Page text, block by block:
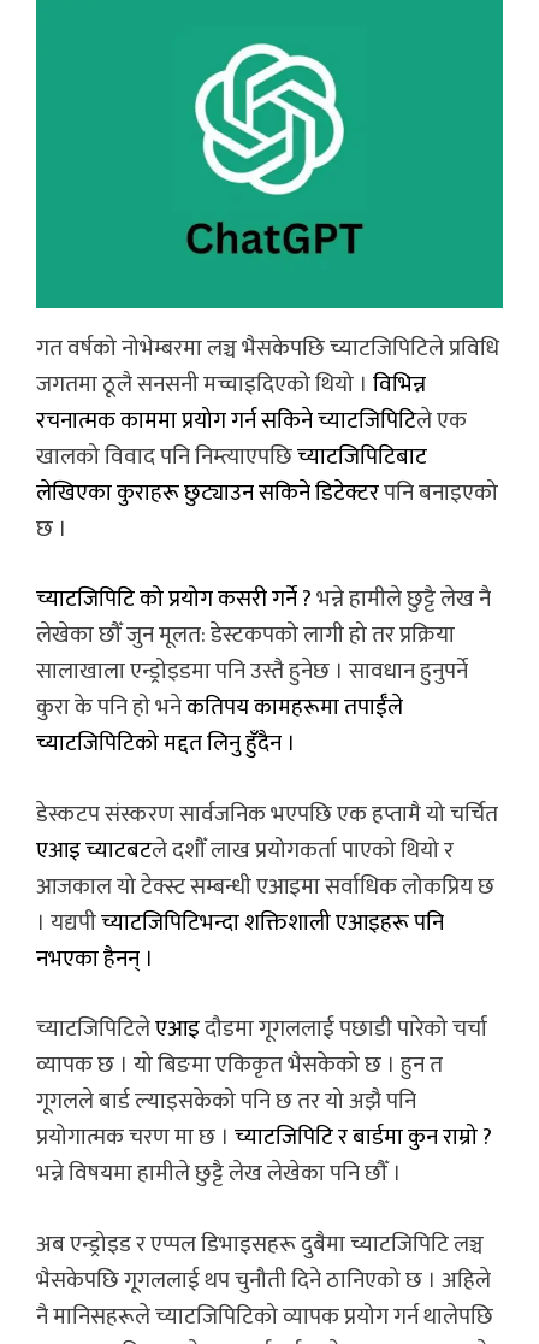
गत वर्षको नोभेम्बरमा लञ्च भैसकेपछि च्याटजिपिटिले प्रविधि
जगतमा ठूलै सनसनी मच्चाइदिएको थियो । विभिन्न
रचनात्मक काममा प्रयोग गर्न सकिने च्याटजिपिटिले एक
खालको विवाद पनि निम्त्याएपछिच्याटजिपिटिबाट
लेखिएका कुराहरू छुट्याउन सकिने डिटेक्टरपनि बनाइएको
छ ।
च्याटजिपिटि को प्रयोग कसरी गर्ने ?भन्ने हामीले छुट्टै लेख नै
लेखेका छौँ जुन मूलत: डेस्टकपको लागी हो तर प्रक्रिया
सालाखाला एन्ड्रोइडमा पनि उस्तै हुनेछ । सावधान हुनुपर्ने
कुरा के पनि हो भनेकतिपय कामहरूमा तपाईँले
च्याटजिपिटिको मद्दत लिनु हुँदैन ।
डेस्कटप संस्करण सार्वजनिक भएपछि एक हप्तामै यो चर्चित
एआइ च्याटबटले दशौँ लाख प्रयोगकर्ता पाएको थियो र
आजकाल यो टेक्स्ट सम्बन्धी एआइमा सर्वाधिक लोकप्रिय छ
। यद्यपीच्याटजिपिटिभन्दा शक्तिशाली एआइहरू पनि
नभएका हैनन् ।
च्याटजिपिटिलेएआइदौडमा गूगललाई पछाडी पारेको चर्चा
व्यापक छ । यो बिङमा एकिकृत भैसकेको छ । हुन त
गूगलले बार्ड ल्याइसकेको पनि छ तर यो अझै पनि
प्रयोगात्मक चरण मा छ । च्याटजिपिटि र बार्डमा कुन राम्रो ?
भन्ने विषयमा हामीले छुट्टै लेख लेखेका पनि छौँ ।
अब एन्ड्रोइड र एप्पल डिभाइसहरू दुबैमा च्याटजिपिटि लञ्च
भैसकेपछि गूगललाई थप चुनौती दिने ठानिएको छ । अहिले
नै मानिसहरूले च्याटजिपिटिको व्यापक प्रयोग गर्न थालेपछि